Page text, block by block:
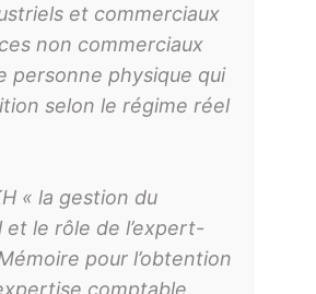
et commerciaux
non commerciaux
personne physique qui
selon le régime réel
« la gestion du
le rôle de l’expert-
pour l’obtention